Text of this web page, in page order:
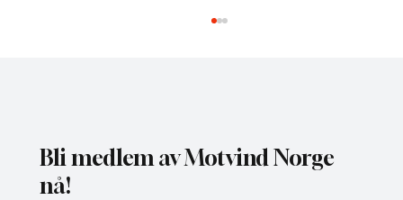
Bli medlem av Motvind Norge
nå!